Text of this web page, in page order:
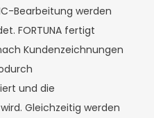
Bearbeitung werden
FORTUNA fertigt
Kundenzeichnungen
und die
Gleichzeitig werden